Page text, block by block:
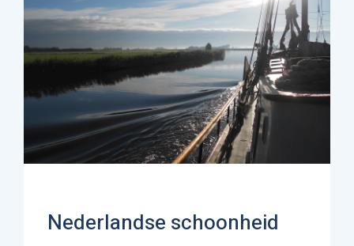
Nederlandse schoonheid